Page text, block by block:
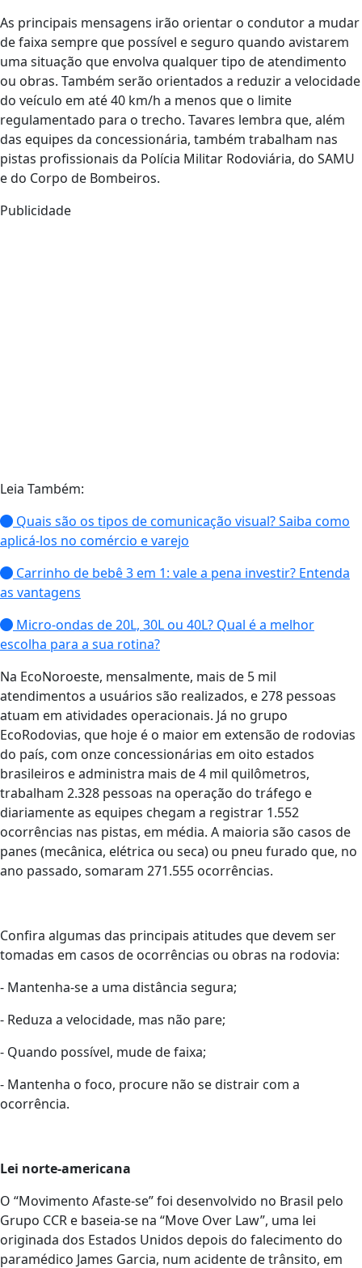
As principais mensagens irão orientar o condutor a mudar
de faixa sempre que possível e seguro quando avistarem
uma situação que envolva qualquer tipo de atendimento
ou obras. Também serão orientados a reduzir a velocidade
do veículo em até 40 km/h a menos que o limite
regulamentado para o trecho. Tavares lembra que, além
das equipes da concessionária, também trabalham nas
pistas profissionais da Polícia Militar Rodoviária, do SAMU
e do Corpo de Bombeiros.
Publicidade
Leia Também:
Quais são os tipos de comunicação visual? Saiba como
aplicá-los no comércio e varejo
Carrinho de bebê 3 em 1: vale a pena investir? Entenda
as vantagens
Micro-ondas de 20L, 30L ou 40L? Qual é a melhor
escolha para a sua rotina?
Na EcoNoroeste, mensalmente, mais de 5 mil
atendimentos a usuários são realizados, e 278 pessoas
atuam em atividades operacionais. Já no grupo
EcoRodovias, que hoje é o maior em extensão de rodovias
do país, com onze concessionárias em oito estados
brasileiros e administra mais de 4 mil quilômetros,
trabalham 2.328 pessoas na operação do tráfego e
diariamente as equipes chegam a registrar 1.552
ocorrências nas pistas, em média. A maioria são casos de
panes (mecânica, elétrica ou seca) ou pneu furado que, no
ano passado, somaram 271.555 ocorrências.
Confira algumas das principais atitudes que devem ser
tomadas em casos de ocorrências ou obras na rodovia:
- Mantenha-se a uma distância segura;
- Reduza a velocidade, mas não pare;
- Quando possível, mude de faixa;
- Mantenha o foco, procure não se distrair com a
ocorrência.
Lei norte-americana
O “Movimento Afaste-se” foi desenvolvido no Brasil pelo
Grupo CCR e baseia-se na “Move Over Law”, uma lei
originada dos Estados Unidos depois do falecimento do
paramédico James Garcia, num acidente de trânsito, em